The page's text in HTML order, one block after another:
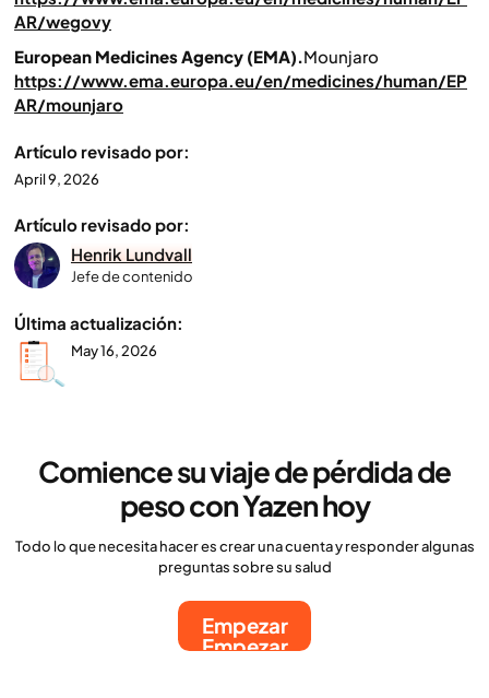
AR/wegovy
European Medicines Agency (EMA).Mounjaro
https://www.ema.europa.eu/en/medicines/human/EP
AR/mounjaro
Artículo revisado por:
April 9, 2026
Artículo revisado por:
Henrik Lundvall
Jefe de contenido
Última actualización:
May 16, 2026
Comience su viaje de pérdida de
peso con Yazen hoy
Todo lo que necesita hacer es crear una cuenta y responder algunas
preguntas sobre su salud
Empezar
Empezar